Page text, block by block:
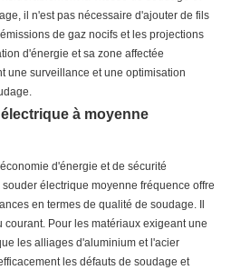
il n'est pas nécessaire d'ajouter de fils
de gaz nocifs et les projections
d'énergie et sa zone affectée
une surveillance et une optimisation
à moyenne
d'énergie et de sécurité
électrique moyenne fréquence offre
en termes de qualité de soudage. Il
Pour les matériaux exigeant une
les alliages d'aluminium et l'acier
les défauts de soudage et